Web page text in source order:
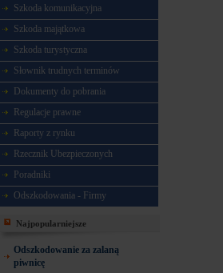
Szkoda komunikacyjna
Szkoda majątkowa
Szkoda turystyczna
Słownik trudnych terminów
Dokumenty do pobrania
Regulacje prawne
Raporty z rynku
Rzecznik Ubezpieczonych
Poradniki
Odszkodowania - Firmy
Najpopularniejsze
Odszkodowanie za zalaną
piwnicę